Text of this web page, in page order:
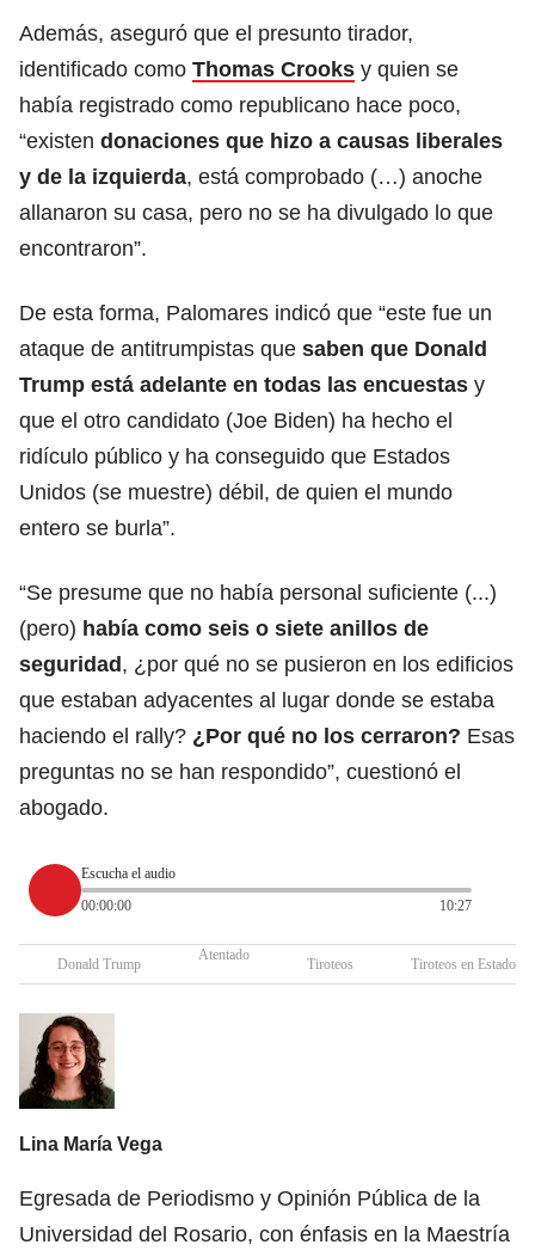
Además, aseguró que el presunto tirador,
identificado como Thomas Crooks y quien se
había registrado como republicano hace poco,
“existen donaciones que hizo a causas liberales
y de la izquierda, está comprobado (…) anoche
allanaron su casa, pero no se ha divulgado lo que
encontraron”.
De esta forma, Palomares indicó que “este fue un
ataque de antitrumpistas que saben que Donald
Trump está adelante en todas las encuestas y
que el otro candidato (Joe Biden) ha hecho el
ridículo público y ha conseguido que Estados
Unidos (se muestre) débil, de quien el mundo
entero se burla”.
“Se presume que no había personal suficiente (...)
(pero) había como seis o siete anillos de
seguridad, ¿por qué no se pusieron en los edificios
que estaban adyacentes al lugar donde se estaba
haciendo el rally? ¿Por qué no los cerraron? Esas
preguntas no se han respondido”, cuestionó el
abogado.
Escucha el audio
00:00:00
10:27
Donald Trump
Atentado
Tiroteos Tiroteos en Estados
Lina María Vega
Egresada de Periodismo y Opinión Pública de la
Universidad del Rosario, con énfasis en la Maestría